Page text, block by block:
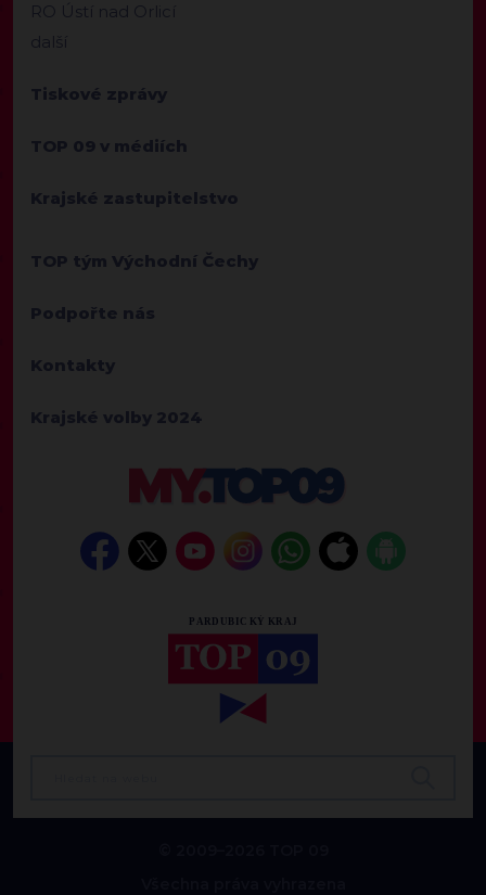
RO Ústí nad Orlicí
další
Tiskové zprávy
TOP 09 v médiích
Krajské zastupitelstvo
TOP tým Východní Čechy
Podpořte nás
Kontakty
Krajské volby 2024